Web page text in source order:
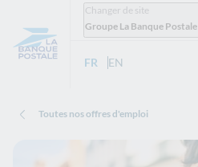
Changer de site
Groupe La Banque Postale
FR - Version française
EN
Toutes nos offres d'emploi